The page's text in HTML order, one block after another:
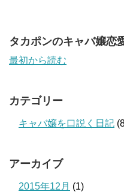
タカポンのキャバ嬢恋
最初から読む
カテゴリー
キャバ嬢を口説く日記
アーカイブ
2015年12月 (1)